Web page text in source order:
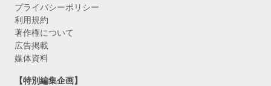
プライバシーポリシー
利用規約
著作権について
広告掲載
媒体資料
【特別編集企画】